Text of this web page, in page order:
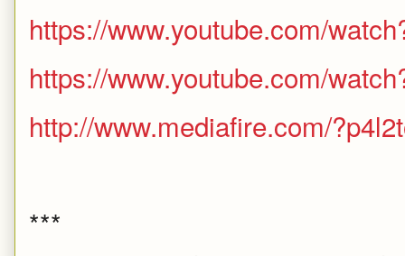
https://www.youtube.com/
https://www.youtube.com/
http://www.mediafire.com/
***